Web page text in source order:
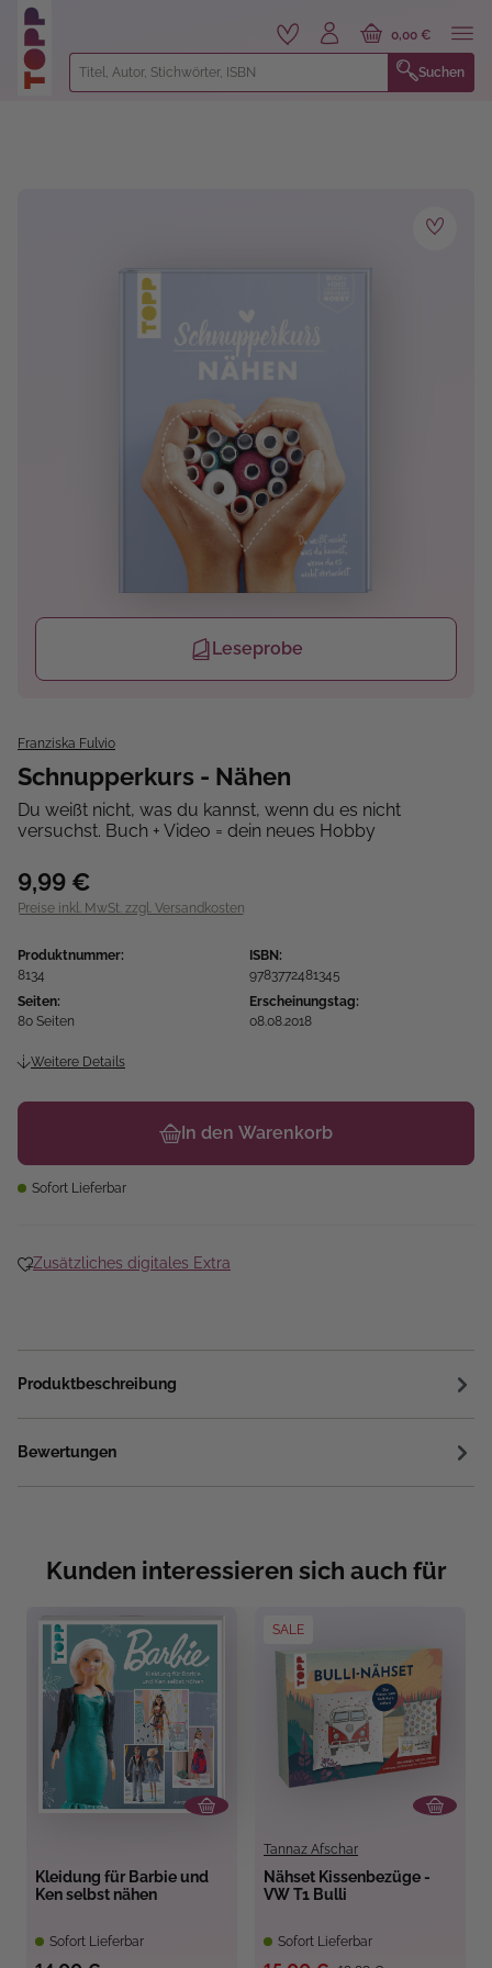
springen
Suchen
0,00 €
Leseprobe
Franziska Fulvio
Schnupperkurs - Nähen
Du weißt nicht, was du kannst, wenn du es nicht
versuchst. Buch + Video = dein neues Hobby
9,99 €
Preise inkl. MwSt. zzgl. Versandkosten
Produktnummer:
8134
ISBN:
9783772481345
Seiten:
80 Seiten
Erscheinungstag:
08.08.2018
Weitere Details
In den Warenkorb
Sofort Lieferbar
Zusätzliches digitales Extra
Produktbeschreibung
Bewertungen
Kunden interessieren sich auch für
Kleidung für Barbie und
Ken selbst nähen
Sofort Lieferbar
SALE
Tannaz Afschar
Nähset Kissenbezüge -
VW T1 Bulli
Sofort Lieferbar